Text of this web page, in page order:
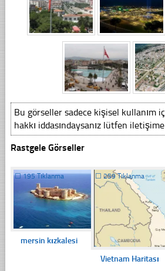
Bu görseller sadece kişisel kullanım
hakkı iddasındaysanız lütfen
Rastgele Görseller
☐195 Tıklanma
mersin kızkalesi
☐259 Tıklanma
Vietnam Haritası